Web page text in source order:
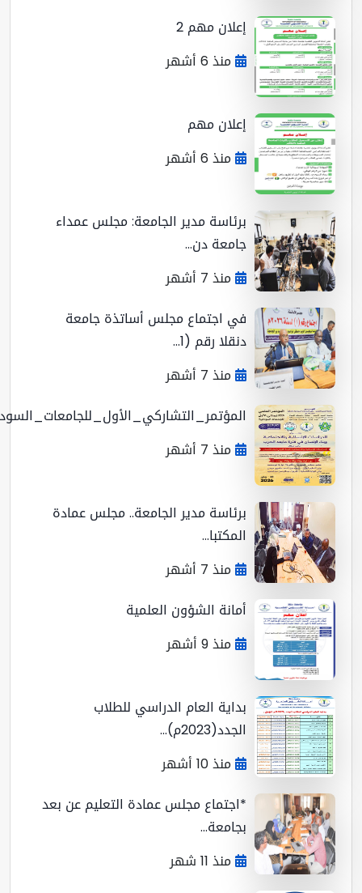
إعلان مهم 2
منذ 6 أشهر
إعلان مهم
منذ 6 أشهر
برئاسة مدير الجامعة: مجلس عمداء
جامعة دن...
منذ 7 أشهر
في اجتماع مجلس أساتذة جامعة
دنقلا رقم (1...
منذ 7 أشهر
المؤتمر_التشاركي_الأول_للجامعات_السوداني...
منذ 7 أشهر
برئاسة مدير الجامعة.. مجلس عمادة
المكتبا...
منذ 7 أشهر
أمانة الشؤون العلمية
منذ 9 أشهر
بداية العام الدراسي للطلاب
الجدد(2023م)...
منذ 10 أشهر
*اجتماع مجلس عمادة التعليم عن بعد
بجامعة...
منذ 11 شهر